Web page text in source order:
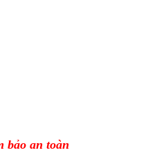
bảo an toàn